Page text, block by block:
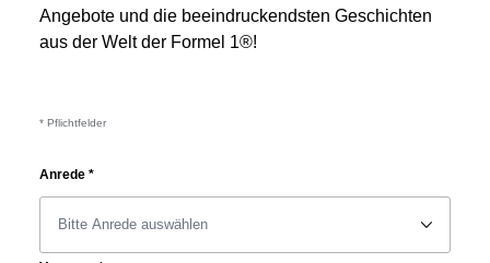
Angebote und die beeindruckendsten Geschichten
aus der Welt der Formel 1®!
* Pflichtfelder
Anrede *
􀆈